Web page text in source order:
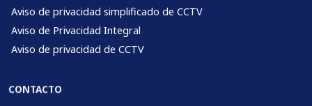
Aviso de privacidad simplificado de CCTV
Aviso de Privacidad Integral
Aviso de privacidad de CCTV
CONTACTO